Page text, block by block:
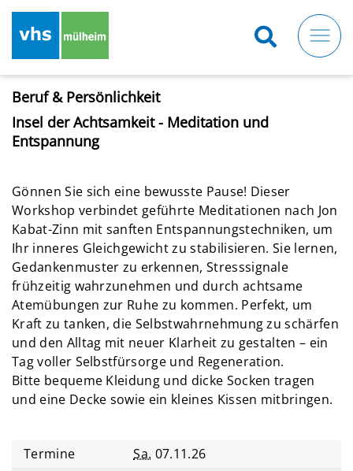
Beruf & Persönlichkeit
Insel der Achtsamkeit - Meditation und
Entspannung
Gönnen Sie sich eine bewusste Pause! Dieser
Workshop verbindet geführte Meditationen nach Jon
Kabat-Zinn mit sanften Entspannungstechniken, um
Ihr inneres Gleichgewicht zu stabilisieren. Sie lernen,
Gedankenmuster zu erkennen, Stresssignale
frühzeitig wahrzunehmen und durch achtsame
Atemübungen zur Ruhe zu kommen. Perfekt, um
Kraft zu tanken, die Selbstwahrnehmung zu schärfen
und den Alltag mit neuer Klarheit zu gestalten – ein
Tag voller Selbstfürsorge und Regeneration.
Bitte bequeme Kleidung und dicke Socken tragen
und eine Decke sowie ein kleines Kissen mitbringen.
Termine Sa. 07.11.26